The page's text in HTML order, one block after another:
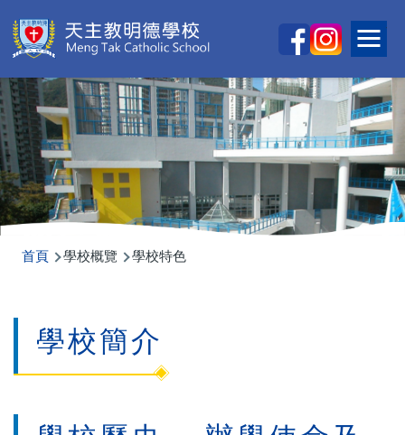
導
連
首頁 學校概覽 學校特色
學校簡介